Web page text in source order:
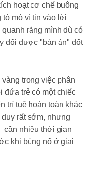
hoạt cơ chế buông
tò mò vì tin vào lời
rằng mình dù có
đổi được "bản án" dốt
trong việc phân
đứa trẻ có một chiếc
trí tuệ hoàn toàn khác
rất sớm, nhưng
cần nhiều thời gian
khi bùng nổ ở giai